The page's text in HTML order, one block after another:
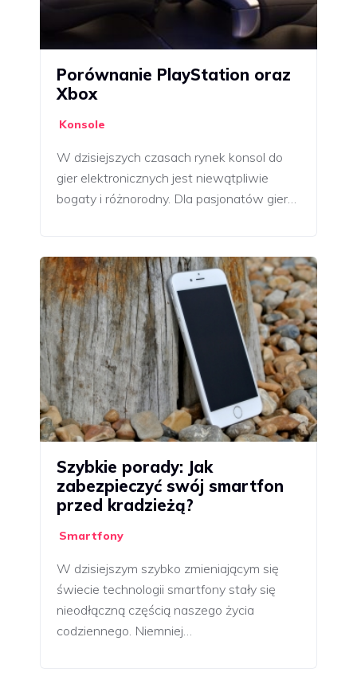
Porównanie PlayStation oraz
Xbox
Konsole
W dzisiejszych czasach rynek konsol do
gier elektronicznych jest niewątpliwie
bogaty i różnorodny. Dla pasjonatów gier…
Szybkie porady: Jak
zabezpieczyć swój smartfon
przed kradzieżą?
Smartfony
W dzisiejszym szybko zmieniającym się
świecie technologii smartfony stały się
nieodłączną częścią naszego życia
codziennego. Niemniej…